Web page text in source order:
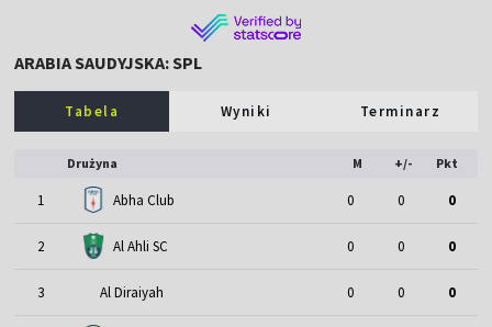
ARABIA SAUDYJSKA: SPL
Tabela Wyniki Terminarz
Drużyna M +/- Pkt
1 Abha Club 0 0 0
2 Al Ahli SC 0 0 0
3 Al Diraiyah 0 0 0